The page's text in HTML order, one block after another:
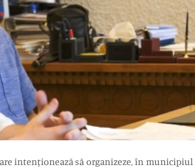
intenționează să organizeze, în